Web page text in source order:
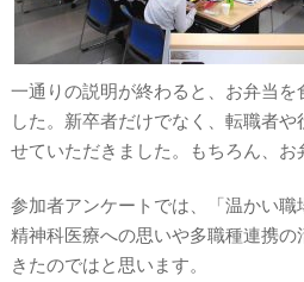
一通りの説明が終わると、お弁当
した。新卒者だけでなく、転職者
せていただきました。もちろん、お
参加者アンケートでは、「温かい
精神科医療への思いや多職種連携
きたのではと思います。